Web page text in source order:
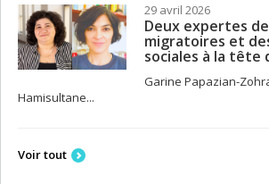
29 avril 2026
Deux expertes
migratoires et
sociales à la tête
Garine Papazian-
Hamisultane...
Voir tout